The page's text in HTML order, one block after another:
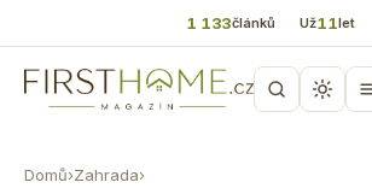
1 133článků Už11let
Domů›Zahrada›